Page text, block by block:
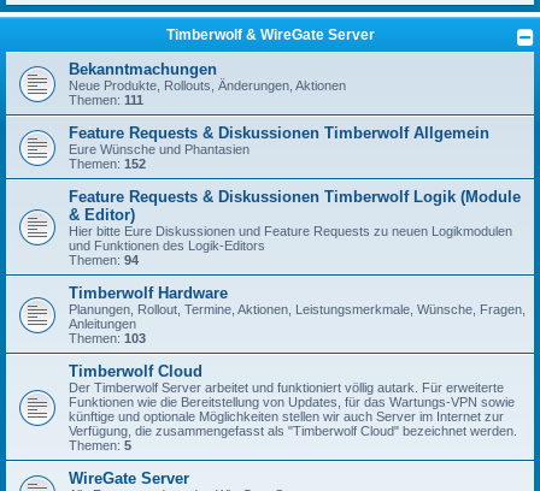
Timberwolf & WireGate Server
Bekanntmachungen
Neue Produkte, Rollouts, Änderungen, Aktionen
Themen: 111
Feature Requests & Diskussionen Timberwolf Allgemein
Eure Wünsche und Phantasien
Themen: 152
Feature Requests & Diskussionen Timberwolf Logik (Module
& Editor)
Hier bitte Eure Diskussionen und Feature Requests zu neuen Logikmodulen
und Funktionen des Logik-Editors
Themen: 94
Timberwolf Hardware
Planungen, Rollout, Termine, Aktionen, Leistungsmerkmale, Wünsche, Fragen,
Anleitungen
Themen: 103
Timberwolf Cloud
Der Timberwolf Server arbeitet und funktioniert völlig autark. Für erweiterte
Funktionen wie die Bereitstellung von Updates, für das Wartungs-VPN sowie
künftige und optionale Möglichkeiten stellen wir auch Server im Internet zur
Verfügung, die zusammengefasst als "Timberwolf Cloud" bezeichnet werden.
Themen: 5
WireGate Server